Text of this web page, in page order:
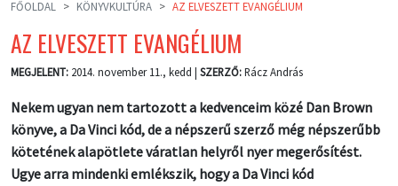
FŐOLDAL KÖNYVKULTÚRA AZ ELVESZETT EVANGÉLIUM
AZ ELVESZETT EVANGÉLIUM
MEGJELENT: 2014. november 11., kedd | SZERZŐ:Rácz András
Nekem ugyan nem tartozott a kedvenceim közé Dan Brown
könyve, a Da Vinci kód, de a népszerű szerző még népszerűbb
kötetének alapötlete váratlan helyről nyer megerősítést.
Ugye arra mindenki emlékszik, hogy a Da Vinci kód